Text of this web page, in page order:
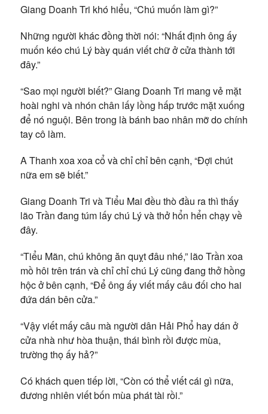
Giang Doanh Tri khó hiểu, “Chú muốn làm gì?”
Những người khác đồng thời nói: “Nhất định ông ấy
muốn kéo chú Lý bày quán viết chữ ở cửa thành tới
đây.”
“Sao mọi người biết?” Giang Doanh Tri mang vẻ mặt
hoài nghi và nhón chân lấy lồng hấp trước mặt xuống
để nó nguội. Bên trong là bánh bao nhân mỡ do chính
tay cô làm.
A Thanh xoa xoa cổ và chỉ chỉ bên cạnh, “Đợi chút
nữa em sẽ biết.”
Giang Doanh Tri và Tiểu Mai đều thò đầu ra thì thấy
lão Trần đang túm lấy chú Lý và thở hổn hển chạy về
đây.
“Tiểu Mãn, chú không ăn quỵt đâu nhé,” lão Trần xoa
mồ hôi trên trán và chỉ chỉ chú Lý cũng đang thở hồng
hộc ở bên cạnh, “Để ông ấy viết mấy câu đối cho hai
đứa dán bên cửa.”
“Vậy viết mấy câu mà người dân Hải Phổ hay dán ở
cửa nhà như hòa thuận, thái bình rồi được mùa,
trường thọ ấy hả?”
Có khách quen tiếp lời, “Còn có thể viết cái gì nữa,
đương nhiên viết bốn mùa phát tài rồi.”